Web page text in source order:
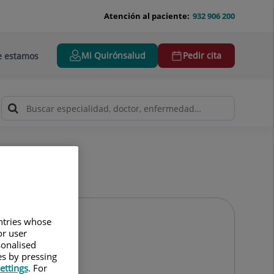
932 906 200
Atención al paciente:
estamos Mi Quirónsalud Pedir cita
whose
user
by pressing
. For